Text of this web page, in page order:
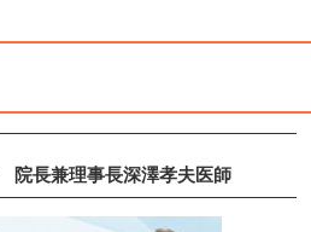
院長兼理事長深澤孝夫医師